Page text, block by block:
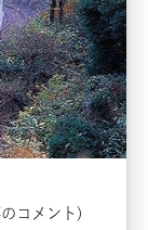
コメント)